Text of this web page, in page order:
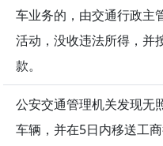
车业务的，由交通行政主
活动，没收违法所得，并
款。
公安交通管理机关发现无
车辆，并在5日内移送工商